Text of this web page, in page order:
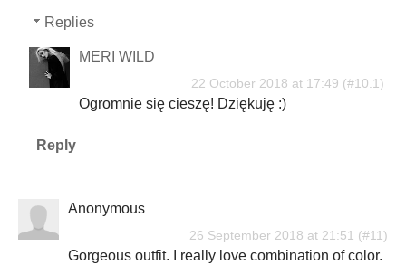
Replies
MERI WILD
22 October 2018 at 17:49
Ogromnie się cieszę! Dziękuję :)
Reply
Anonymous
26 September 2018 at 21:51
Gorgeous outfit. I really love combination of color.